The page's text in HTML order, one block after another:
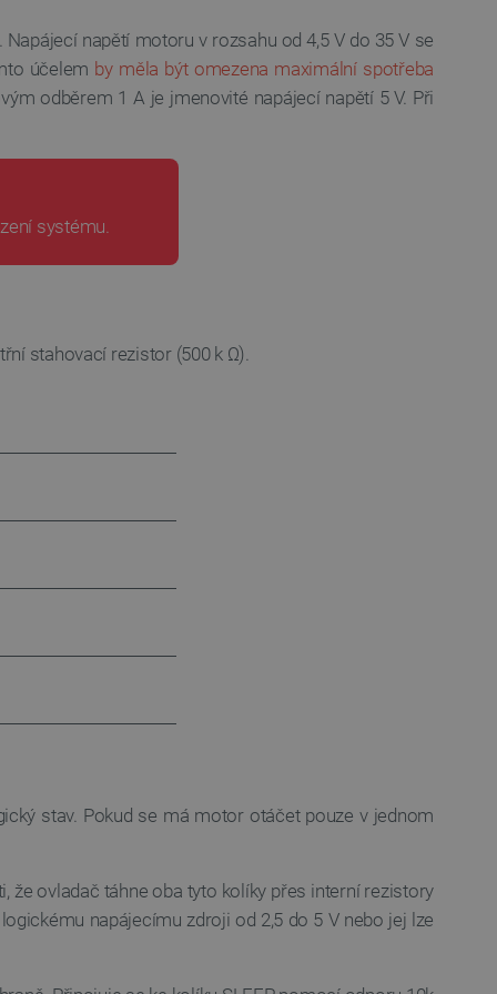
Napájecí napětí motoru v rozsahu od 4,5 V do 35 V se
účelem by měla být omezena maximální spotřeba
odběrem 1 A je jmenovité napájecí napětí 5 V. Při
systému.
stahovací rezistor (500 k Ω).
stav. Pokud se má motor otáčet pouze v jednom
že ovladač táhne oba tyto kolíky přes interní rezistory
napájecímu zdroji od 2,5 do 5 V nebo jej lze
relace napříč požadavky
k zapamatování
a roboty. To je pro web
a roboty. To je pro web
jejich webových
s používáním
soulad se
PHP. Toto je univerzální
být specifické pro